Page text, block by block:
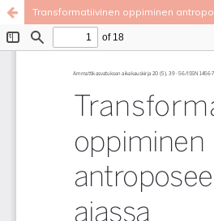
Transformatiivinen oppiminen
Palvelua ylläpitääTieteellisten